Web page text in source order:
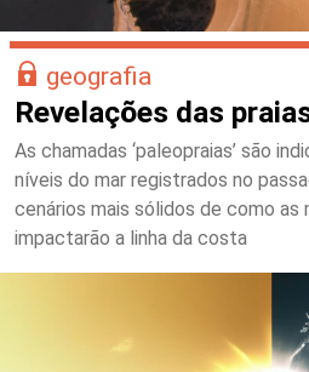
geografia
Revelações das
As chamadas ‘paleopraias’ são
níveis do mar registrados no
cenários mais sólidos de como as
impactarão a linha da costa